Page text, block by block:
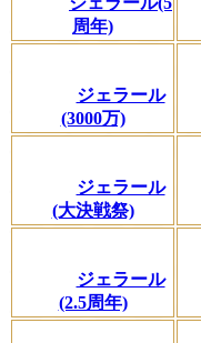
周年)
ジェラール
(3000万)
ジェラール
(大決戦祭)
ジェラール
(2.5周年)